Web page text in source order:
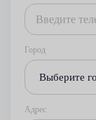
Город
Выберите
Адрес